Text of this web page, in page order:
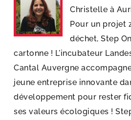
Christelle à
Pour un projet
déchet, Step
cartonne ! L'incubateur
Cantal Auvergne
jeune entreprise innovante
développement pour rester
ses valeurs écologiques !